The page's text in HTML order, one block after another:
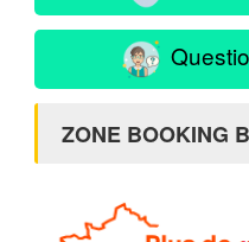
ZONE BOOKING